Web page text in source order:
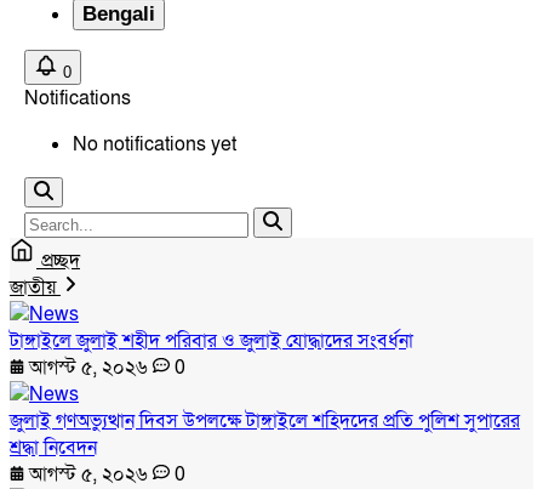
Bengali
0
Notifications
No notifications yet
প্রচ্ছদ
জাতীয়
টাঙ্গাইলে জুলাই শহীদ পরিবার ও জুলাই যোদ্ধাদের সংবর্ধনা
আগস্ট ৫, ২০২৬
0
জুলাই গণঅভ্যুত্থান দিবস উপলক্ষে টাঙ্গাইলে শহিদদের প্রতি পুলিশ সুপারের
শ্রদ্ধা নিবেদন
আগস্ট ৫, ২০২৬
0